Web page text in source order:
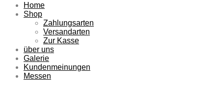
Zum
Inhalt
Home
Shop
Zahlungsarten
Versandarten
Zur Kasse
über uns
Galerie
Kundenmeinungen
Messen